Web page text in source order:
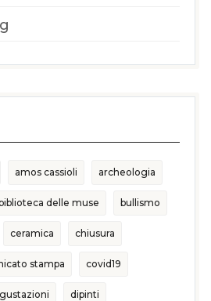
amos cassioli archeologia
delle muse bullismo
ceramica chiusura
stampa covid19
dipinti